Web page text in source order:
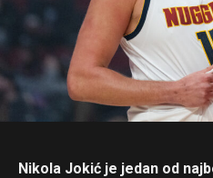
Nikola Jokić je jedan od